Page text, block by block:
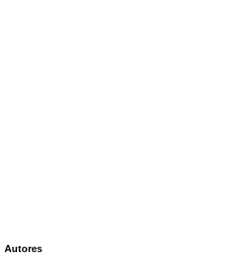
Autores